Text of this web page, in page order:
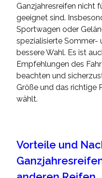
Ganzjahresreifen nicht
geeignet sind.
Sportwagen oder
spezialisierte Sommer-
bessere Wahl. Es ist
Empfehlungen des
beachten und
Größe und das richtige
wählt.
Vorteile und